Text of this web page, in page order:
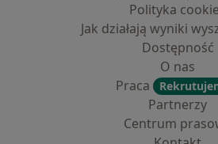
Polityka
Jak działają wyniki
Dostępność
O nas
Praca
Partnerzy
Centrum